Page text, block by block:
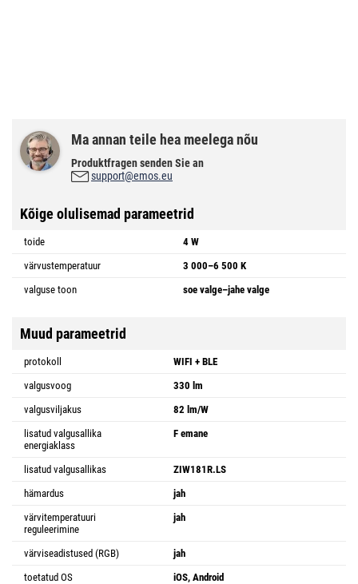
Ma annan teile hea meelega nõu
Produktfragen senden Sie an
support@emos.eu
Kõige olulisemad parameetrid
toide
4 W
värvustemperatuur
3 000–6 500 K
valguse toon
soe valge–jahe valge
Muud parameetrid
protokoll
WIFI + BLE
valgusvoog
330 lm
valgusviljakus
82 lm/W
lisatud valgusallika
energiaklass
F emane
lisatud valgusallikas
ZIW181R.LS
hämardus
jah
värvitemperatuuri
reguleerimine
jah
värviseadistused (RGB)
jah
toetatud OS
iOS, Android